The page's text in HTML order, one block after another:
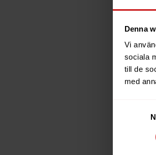
Denna
Vi
sociala
till de
med